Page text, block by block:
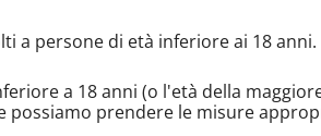
persone di età inferiore ai 18
a 18 anni (o l'età della
possiamo prendere le misure